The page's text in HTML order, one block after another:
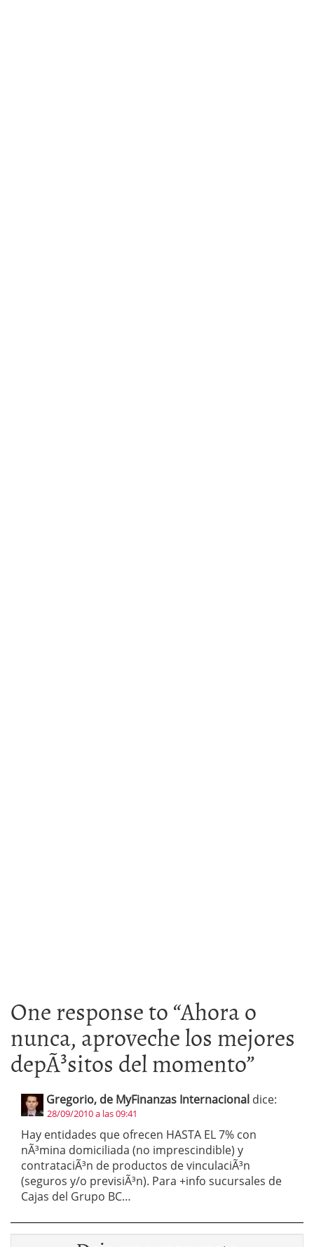
One response to “Ahora o
nunca, aproveche los mejores
depÃ³sitos del momento”
Gregorio, de MyFinanzas Internacional dice:
28/09/2010 a las 09:41
Hay entidades que ofrecen HASTA EL 7% con
nÃ³mina domiciliada (no imprescindible) y
contrataciÃ³n de productos de vinculaciÃ³n
(seguros y/o previsiÃ³n). Para +info sucursales de
Cajas del Grupo BC…